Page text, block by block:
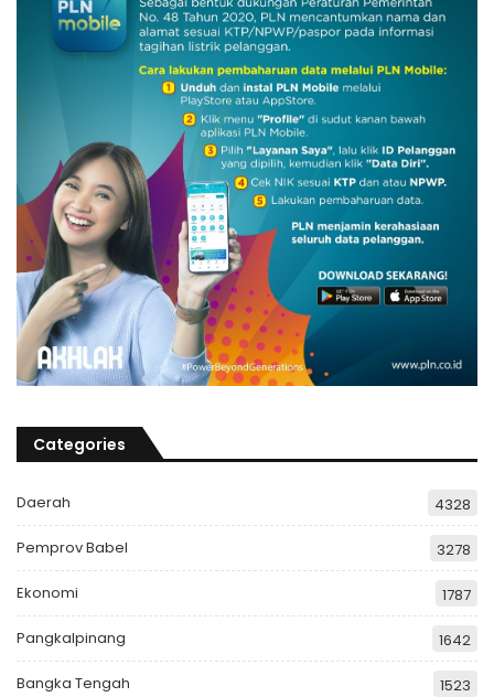
Categories
Daerah 4328
Pemprov Babel 3278
Ekonomi 1787
Pangkalpinang 1642
Bangka Tengah 1523